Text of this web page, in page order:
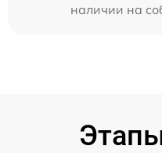
наличии на